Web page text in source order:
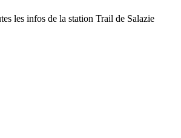
les infos de la station Trail de Salazie